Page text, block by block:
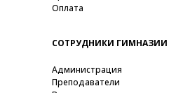
Оплата
СОТРУДНИКИ ГИМНАЗИИ
Администрация
Преподаватели